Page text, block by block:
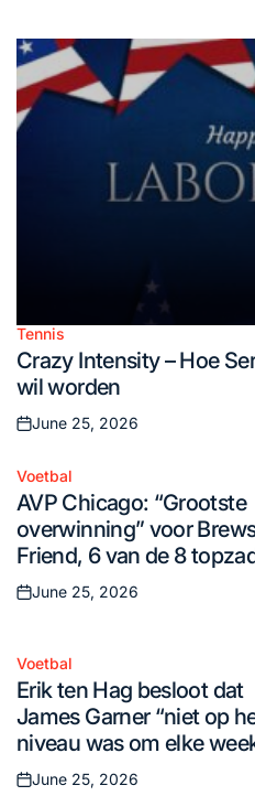
Posted
in
Tennis
Crazy Intensity – Hoe
wil worden
Posted
June 25, 2026
Posted
in
Voetbal
AVP Chicago: “Grootste
overwinning” voor
Friend, 6 van de 8
gaan door
Posted
June 25, 2026
Posted
in
Voetbal
Erik ten Hag besloot dat
James Garner “niet op
niveau was om elke
spelen” bij Man United –
Posted
June 25, 2026